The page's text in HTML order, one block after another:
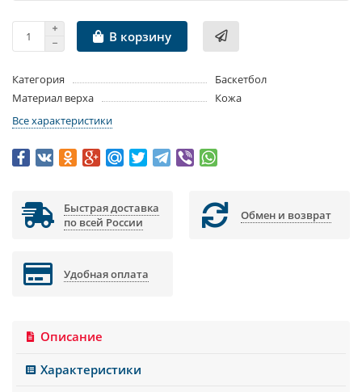
В корзину
Категория
Баскетбол
Материал верха
Кожа
Все характеристики
Быстрая доставка
по всей России
Обмен и возврат
Удобная оплата
Описание
Характеристики